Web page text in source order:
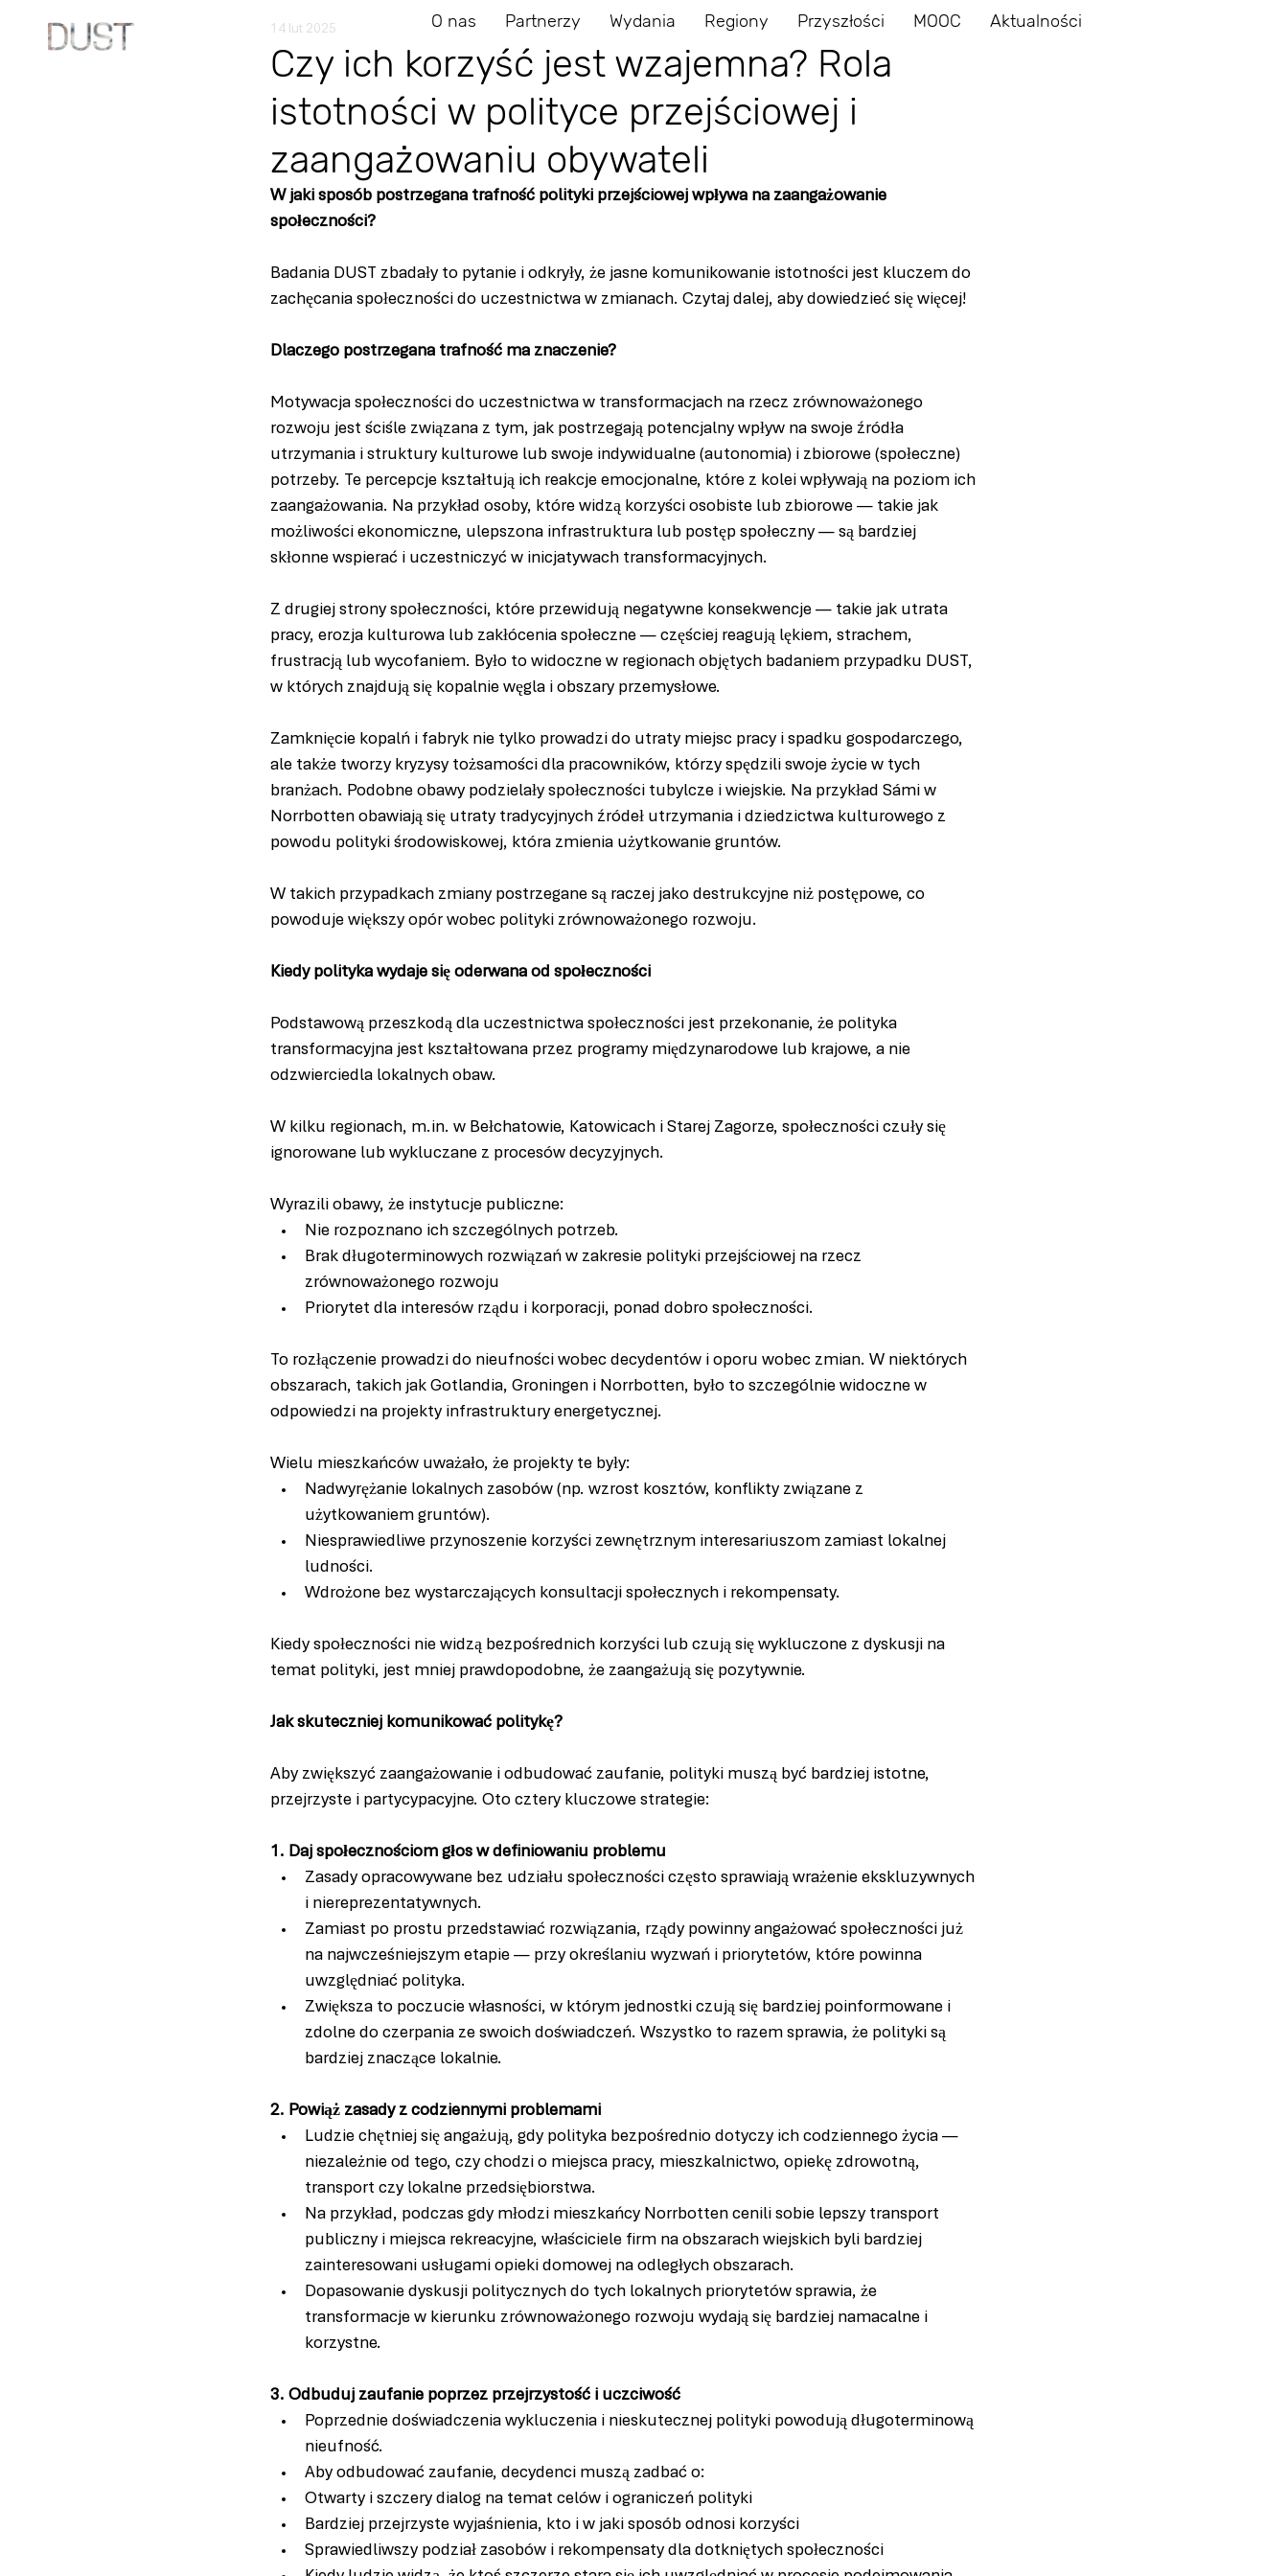
O nas Partnerzy Wydania Regiony Przyszłości MOOC Aktualności
Czy ich korzyść jest wzajemna? Rola
istotności w polityce przejściowej i
zaangażowaniu obywateli
14 lut 2025
W jaki sposób postrzegana trafność polityki przejściowej wpływa na zaangażowanie
społeczności?
Badania DUST zbadały to pytanie i odkryły, że jasne komunikowanie istotności jest kluczem do
zachęcania społeczności do uczestnictwa w zmianach. Czytaj dalej, aby dowiedzieć się więcej!
Dlaczego postrzegana trafność ma znaczenie?
Motywacja społeczności do uczestnictwa w transformacjach na rzecz zrównoważonego
rozwoju jest ściśle związana z tym, jak postrzegają potencjalny wpływ na swoje źródła
utrzymania i struktury kulturowe lub swoje indywidualne (autonomia) i zbiorowe (społeczne)
potrzeby. Te percepcje kształtują ich reakcje emocjonalne, które z kolei wpływają na poziom ich
zaangażowania. Na przykład osoby, które widzą korzyści osobiste lub zbiorowe — takie jak
możliwości ekonomiczne, ulepszona infrastruktura lub postęp społeczny — są bardziej
skłonne wspierać i uczestniczyć w inicjatywach transformacyjnych.
Z drugiej strony społeczności, które przewidują negatywne konsekwencje — takie jak utrata
pracy, erozja kulturowa lub zakłócenia społeczne — częściej reagują lękiem, strachem,
frustracją lub wycofaniem. Było to widoczne w regionach objętych badaniem przypadku DUST,
w których znajdują się kopalnie węgla i obszary przemysłowe.
Zamknięcie kopalń i fabryk nie tylko prowadzi do utraty miejsc pracy i spadku gospodarczego,
ale także tworzy kryzysy tożsamości dla pracowników, którzy spędzili swoje życie w tych
branżach. Podobne obawy podzielały społeczności tubylcze i wiejskie. Na przykład Sámi w
Norrbotten obawiają się utraty tradycyjnych źródeł utrzymania i dziedzictwa kulturowego z
powodu polityki środowiskowej, która zmienia użytkowanie gruntów.
W takich przypadkach zmiany postrzegane są raczej jako destrukcyjne niż postępowe, co
powoduje większy opór wobec polityki zrównoważonego rozwoju.
Kiedy polityka wydaje się oderwana od społeczności
Podstawową przeszkodą dla uczestnictwa społeczności jest przekonanie, że polityka
transformacyjna jest kształtowana przez programy międzynarodowe lub krajowe, a nie
odzwierciedla lokalnych obaw.
W kilku regionach, m.in. w Bełchatowie, Katowicach i Starej Zagorze, społeczności czuły się
ignorowane lub wykluczane z procesów decyzyjnych.
Wyrazili obawy, że instytucje publiczne:
Nie rozpoznano ich szczególnych potrzeb.
Brak długoterminowych rozwiązań w zakresie polityki przejściowej na rzecz
zrównoważonego rozwoju
Priorytet dla interesów rządu i korporacji, ponad dobro społeczności.
To rozłączenie prowadzi do nieufności wobec decydentów i oporu wobec zmian. W niektórych
obszarach, takich jak Gotlandia, Groningen i Norrbotten, było to szczególnie widoczne w
odpowiedzi na projekty infrastruktury energetycznej.
Wielu mieszkańców uważało, że projekty te były:
Nadwyrężanie lokalnych zasobów (np. wzrost kosztów, konflikty związane z
użytkowaniem gruntów).
Niesprawiedliwe przynoszenie korzyści zewnętrznym interesariuszom zamiast lokalnej
ludności.
Wdrożone bez wystarczających konsultacji społecznych i rekompensaty.
Kiedy społeczności nie widzą bezpośrednich korzyści lub czują się wykluczone z dyskusji na
temat polityki, jest mniej prawdopodobne, że zaangażują się pozytywnie.
Jak skuteczniej komunikować politykę?
Aby zwiększyć zaangażowanie i odbudować zaufanie, polityki muszą być bardziej istotne,
przejrzyste i partycypacyjne. Oto cztery kluczowe strategie:
1️. Daj społecznościom głos w definiowaniu problemu
Zasady opracowywane bez udziału społeczności często sprawiają wrażenie ekskluzywnych
i niereprezentatywnych.
Zamiast po prostu przedstawiać rozwiązania, rządy powinny angażować społeczności już
na najwcześniejszym etapie — przy określaniu wyzwań i priorytetów, które powinna
uwzględniać polityka.
Zwiększa to poczucie własności, w którym jednostki czują się bardziej poinformowane i
zdolne do czerpania ze swoich doświadczeń. Wszystko to razem sprawia, że polityki są
bardziej znaczące lokalnie.
2️. Powiąż zasady z codziennymi problemami
Ludzie chętniej się angażują, gdy polityka bezpośrednio dotyczy ich codziennego życia —
niezależnie od tego, czy chodzi o miejsca pracy, mieszkalnictwo, opiekę zdrowotną,
transport czy lokalne przedsiębiorstwa.
Na przykład, podczas gdy młodzi mieszkańcy Norrbotten cenili sobie lepszy transport
publiczny i miejsca rekreacyjne, właściciele firm na obszarach wiejskich byli bardziej
zainteresowani usługami opieki domowej na odległych obszarach.
Dopasowanie dyskusji politycznych do tych lokalnych priorytetów sprawia, że
transformacje w kierunku zrównoważonego rozwoju wydają się bardziej namacalne i
korzystne.
3. Odbuduj zaufanie poprzez przejrzystość i uczciwość
Poprzednie doświadczenia wykluczenia i nieskutecznej polityki powodują długoterminową
nieufność.
Aby odbudować zaufanie, decydenci muszą zadbać o:
Otwarty i szczery dialog na temat celów i ograniczeń polityki
Bardziej przejrzyste wyjaśnienia, kto i w jaki sposób odnosi korzyści
Sprawiedliwszy podział zasobów i rekompensaty dla dotkniętych społeczności